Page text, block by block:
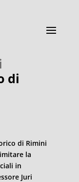
di
di Rimini
la
in
Juri